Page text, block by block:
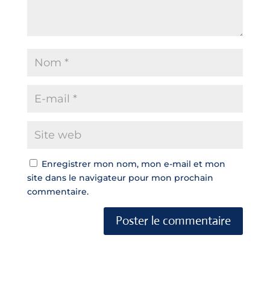
Enregistrer mon nom, mon e-mail et mon
site dans le navigateur pour mon prochain
commentaire.